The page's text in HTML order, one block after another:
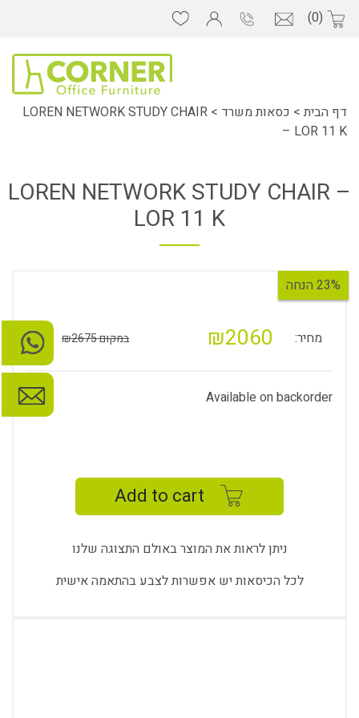
(0)
דף הבית > כסאות משרד >
LOREN NETWORK STUDY CHAIR
– LOR 11 K
LOREN NETWORK STUDY CHAIR –
LOR 11 K
23% הנחה
מחיר: ₪2060 במקום ₪2675
Available on backorder
Add to cart
ניתן לראות את המוצר באולם התצוגה שלנו
לכל הכיסאות יש אפשרות לצבע בהתאמה אישית